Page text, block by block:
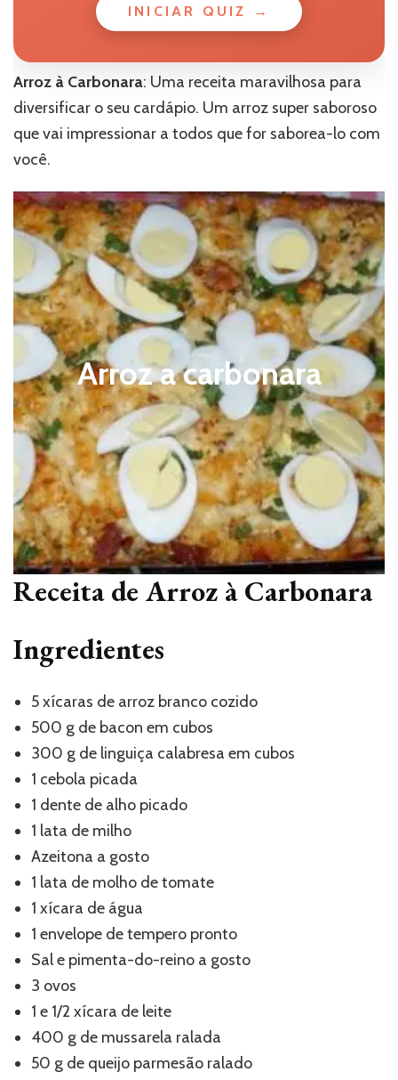
INICIAR QUIZ →
Arroz à Carbonara: Uma receita maravilhosa para
diversificar o seu cardápio. Um arroz super saboroso
que vai impressionar a todos que for saborea-lo com
você.
Arroz a carbonara
Receita de Arroz à Carbonara
Ingredientes
5 xícaras de arroz branco cozido
500 g de bacon em cubos
300 g de linguiça calabresa em cubos
1 cebola picada
1 dente de alho picado
1 lata de milho
Azeitona a gosto
1 lata de molho de tomate
1 xícara de água
1 envelope de tempero pronto
Sal e pimenta-do-reino a gosto
3 ovos
1 e 1/2 xícara de leite
400 g de mussarela ralada
50 g de queijo parmesão ralado